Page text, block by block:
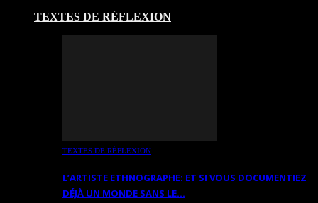
TEXTES DE RÉFLEXION
TEXTES DE RÉFLEXION
L’ARTISTE ETHNOGRAPHE: ET SI VOUS DOCUMENTIEZ
DÉJÀ UN MONDE SANS LE…